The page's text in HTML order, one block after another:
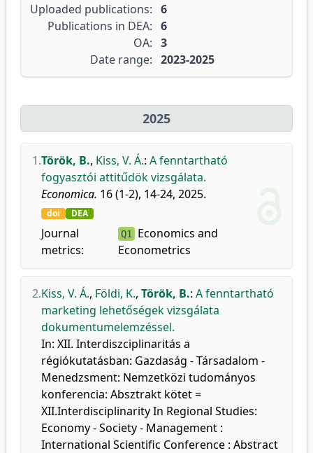
Uploaded publications: 6
Publications in DEA: 6
OA: 3
Date range: 2023-2025
2025
1.Török, B., Kiss, V. Á.: A fenntartható
fogyasztói attitűdök vizsgálata.
Economica. 16 (1-2), 14-24, 2025.
doi DEA
Journal
metrics:
Q1
Economics and
Econometrics
2.Kiss, V. Á., Földi, K., Török, B.: A fenntartható
marketing lehetőségek vizsgálata
dokumentumelemzéssel.
In: XII. Interdiszciplinaritás a
régiókutatásban: Gazdaság - Társadalom -
Menedzsment: Nemzetközi tudományos
konferencia: Absztrakt kötet =
XII.Interdisciplinarity In Regional Studies:
Economy - Society - Management :
International Scientific Conference : Abstract